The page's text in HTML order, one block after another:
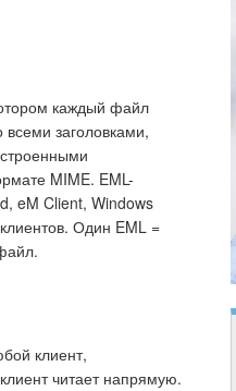
каждый файл
заголовками,
MIME. EML-
eM Client, Windows
Один EML =
клиент,
читает напрямую.